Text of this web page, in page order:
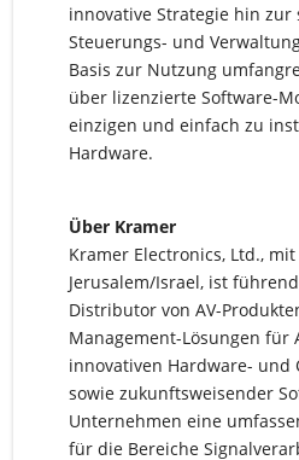
innovative Strategie hin
Steuerungs- und
Basis zur Nutzung
über lizenzierte Software-
einzigen und einfach zu
Hardware.
Über Kramer
Kramer Electronics, Ltd.,
Jerusalem/Israel, ist
Distributor von AV-
Management-Lösungen für
innovativen Hardware- und
sowie zukunftsweisender
Unternehmen eine
für die Bereiche